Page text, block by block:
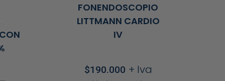
Las
opciones
se
elegir
FONENDOSCOPIO
LITTMANN CARDIO
IV
$190.000 + Iva